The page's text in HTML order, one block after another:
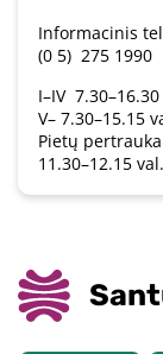
Informacinis
(0 5) 275 1990
I–IV
V– 7.30–15.15
Pietų pertrauka
11.30–12.15 val.